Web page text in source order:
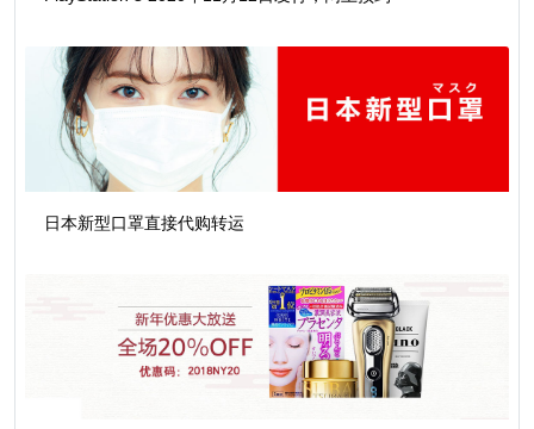
日本新型口罩直接代购转运